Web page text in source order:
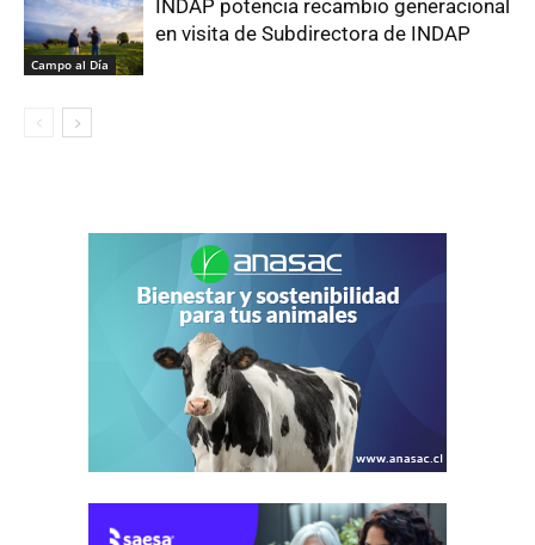
Campo al Día
INDAP potencia recambio generacional
en visita de Subdirectora de INDAP